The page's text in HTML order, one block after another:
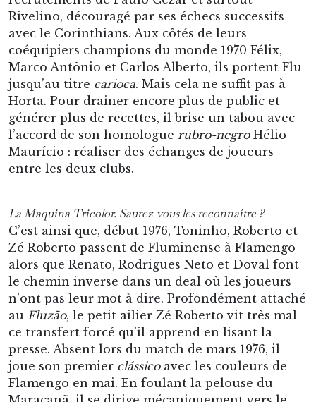
Rivelino, découragé par ses échecs successifs
avec le Corinthians. Aux côtés de leurs
coéquipiers champions du monde 1970 Félix,
Marco Antônio et Carlos Alberto, ils portent Flu
jusqu’au titre carioca. Mais cela ne suffit pas à
Horta. Pour drainer encore plus de public et
générer plus de recettes, il brise un tabou avec
l’accord de son homologue rubro-negroHélio
Maurício : réaliser des échanges de joueurs
entre les deux clubs.
La Maquina Tricolor. Saurez-vous les reconnaître ?
C’est ainsi que, début 1976, Toninho, Roberto et
Zé Roberto passent de Fluminense à Flamengo
alors que Renato, Rodrigues Neto et Doval font
le chemin inverse dans un deal où les joueurs
n’ont pas leur mot à dire. Profondément attaché
au Fluzão, le petit ailier Zé Roberto vit très mal
ce transfert forcé qu’il apprend en lisant la
presse. Absent lors du match de mars 1976, il
joue son premier clássicoavec les couleurs de
Flamengo en mai. En foulant la pelouse du